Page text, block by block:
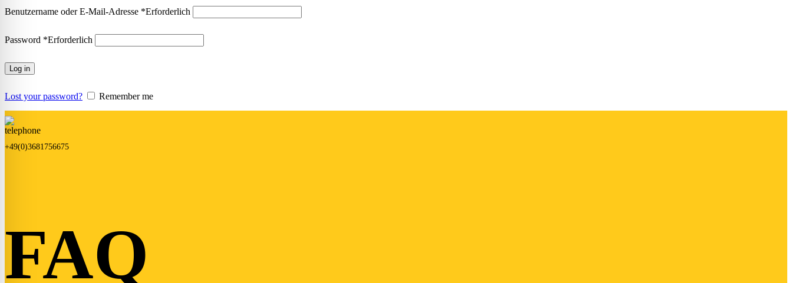
Benutzername oder E-Mail-Adresse *Erforderlich
Password *Erforderlich
Log in
Lost your password? Remember me
+49(0)3681756675
FAQ